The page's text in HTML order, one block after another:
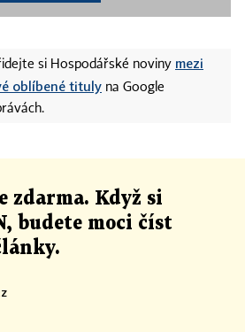
si Hospodářské noviny mezi
oblíbené tituly na Google
zdarma. Když si
budete moci číst
.